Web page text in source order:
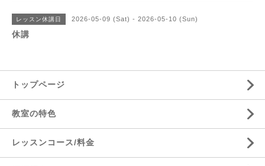
レッスン休講日 2026-05-09 (Sat) - 2026-05-10 (Sun)
休講
トップページ
教室の特色
レッスンコース/料金